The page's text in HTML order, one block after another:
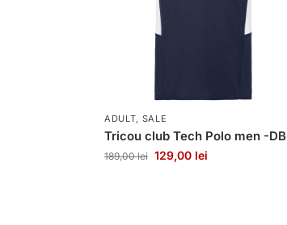
ADULT, SALE
Tricou club Tech Polo men -DB
189,00lei 129,00 lei